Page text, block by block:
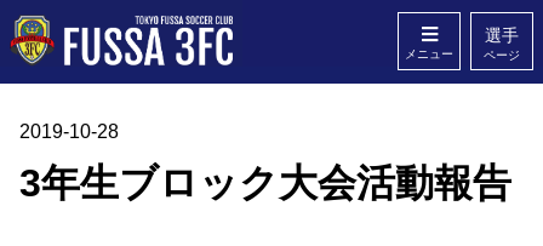
メニュー
ホーム
スタッフ Q&A
選手
ページ
2019-10-28
3年生ブロック大会活動報告